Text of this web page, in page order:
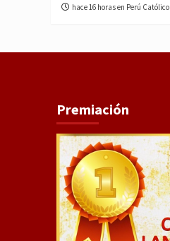
hace 16 horas en Perú Católico
Premiación